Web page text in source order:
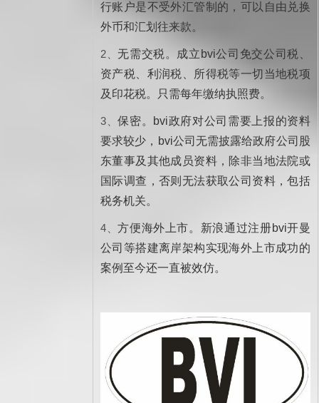
行账户是不受外汇管制的，可以自由兑换
外币和汇划往来款。
2、 无需交税。成立bvi公司免交公司税、
资产税、利润税、所得税等一切当地税项
及印花税。只需每年缴纳执照费。
3、保密。bvi政府对公司需要上报的资料
要求较少，bvi公司无需披露给政府公司股
东董事及其他成员资料，除非当地法院或
国际调查，否则无法获取公司资料，包括
税务机关。
4、方便海外上市。新浪通过注册bvi开曼
公司等搭建离岸架构实现海外上市成功的
案例至今还一直被效仿。